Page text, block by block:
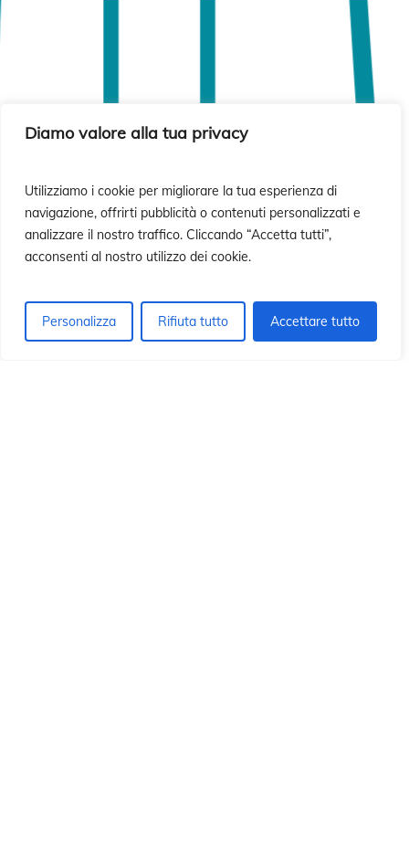
Diamo valore alla tua privacy
Utilizziamo i cookie per migliorare la tua esperienza di
navigazione, offrirti pubblicità o contenuti personalizzati e
analizzare il nostro traffico. Cliccando “Accetta tutti”,
acconsenti al nostro utilizzo dei cookie.
Personalizza Rifiuta tutto Accettare tutto